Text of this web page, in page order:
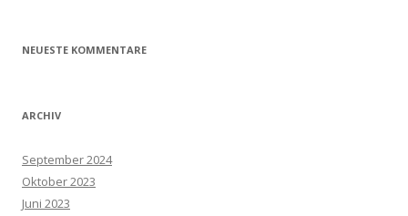
NEUESTE KOMMENTARE
ARCHIV
September 2024
Oktober 2023
Juni 2023